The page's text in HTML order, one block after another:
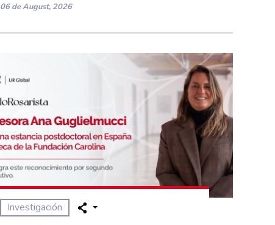
06 de August, 2026
Investigación